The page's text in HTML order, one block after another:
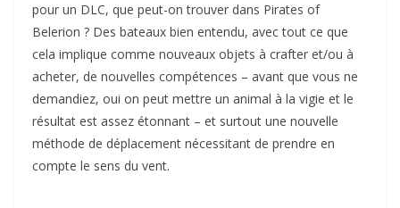
pour un DLC, que peut-on trouver dans Pirates of
Belerion ? Des bateaux bien entendu, avec tout ce que
cela implique comme nouveaux objets à crafter et/ou à
acheter, de nouvelles compétences – avant que vous ne
demandiez, oui on peut mettre un animal à la vigie et le
résultat est assez étonnant – et surtout une nouvelle
méthode de déplacement nécessitant de prendre en
compte le sens du vent.